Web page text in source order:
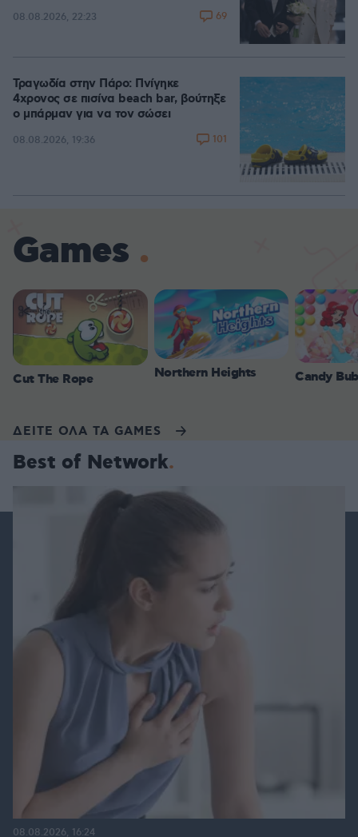
08.08.2026, 22:23 69
Τραγωδία στην Πάρο: Πνίγηκε
4χρονος σε πισίνα beach bar, βούτηξε
ο μπάρμαν για να τον σώσει
08.08.2026, 19:36 101
Games
Cut The Rope Northern Heights Candy
ΔΕΙΤΕ ΟΛΑ ΤΑ GAMES
Best of Network
08.08.2026, 16:24